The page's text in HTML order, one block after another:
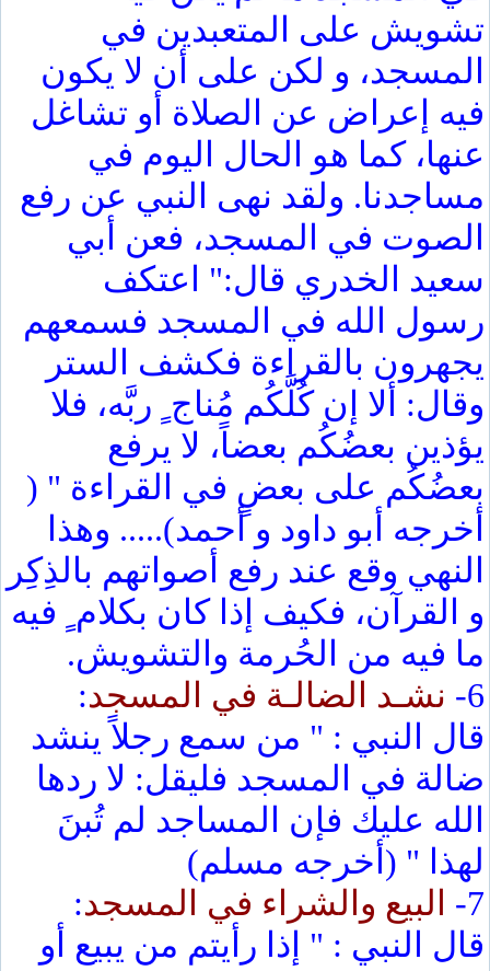
تشويش على المتعبدين في
المسجد، و لكن على أن لا يكون
فيه إعراض عن الصلاة أو تشاغل
عنها، كما هو الحال اليوم في
مساجدنا. ولقد نهى النبي عن رفع
الصوت في المسجد، فعن أبي
سعيد الخدري قال:" اعتكف
رسول الله في المسجد فسمعهم
يجهرون بالقراءة فكشف الستر
وقال: ألا إن كُلَّكُم مُناج ٍ ربَّه، فلا
يؤذين بعضُكُم بعضاً، لا يرفع
بعضُكُم على بعضٍ في القراءة " (
أخرجه أبو داود و أحمد)..... وهذا
النهي وقع عند رفع أصواتهم بالذِكِر
و القرآن، فكيف إذا كان بكلام ٍ فيه
ما فيه من الحُرمة والتشويش.
6-
نشـد الضالـة في المسجد:
قال النبي : " من سمع رجلاً ينشد
ضالة في المسجد فليقل: لا ردها
الله عليك فإن المساجد لم تُبنَ
لهذا " (أخرجه مسلم)
7-
البيع والشراء في المسجد:
قال النبي : " إذا رأيتم من يبيع أو